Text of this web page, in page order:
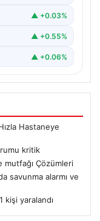
▲ +0.03%
▲ +0.55%
▲ +0.06%
Hastaneye
kritik
mutfağı Çözümleri
savunma alarmı ve
kişi yaralandı